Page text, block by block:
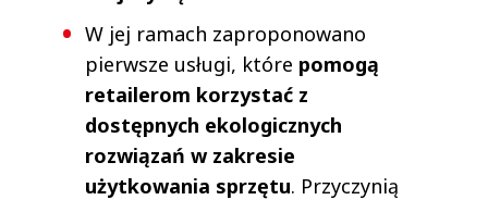
W jej ramach zaproponowano
pierwsze usługi, które pomogą
retailerom korzystać z
dostępnych ekologicznych
rozwiązań w zakresie
użytkowania sprzętu. Przyczynią